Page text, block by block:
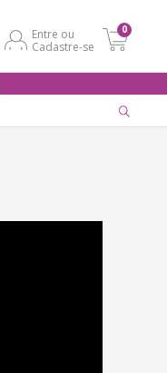
Entre ou
Cadastre-se
0